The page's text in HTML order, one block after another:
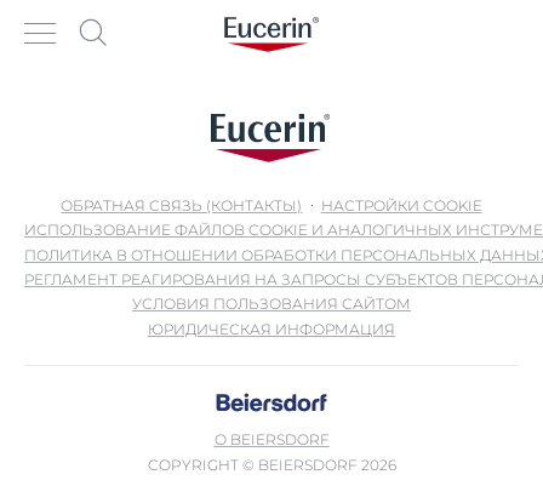
ОБРАТНАЯ СВЯЗЬ (КОНТАКТЫ)
НАСТРОЙКИ COOKIE
ИСПОЛЬЗОВАНИЕ ФАЙЛОВ COOKIE И АНАЛОГИЧНЫХ
ПОЛИТИКА В ОТНОШЕНИИ ОБРАБОТКИ ПЕРСОНАЛЬНЫХ
РЕГЛАМЕНТ РЕАГИРОВАНИЯ НА ЗАПРОСЫ СУБЪЕКТОВ
УСЛОВИЯ ПОЛЬЗОВАНИЯ САЙТОМ
ЮРИДИЧЕСКАЯ ИНФОРМАЦИЯ
О BEIERSDORF
COPYRIGHT © BEIERSDORF 2026